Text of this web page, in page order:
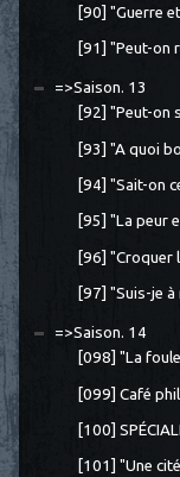
[90] "Guerre
[91] "Peut-on
=>Saison. 13
[92] "Peut-on
[93] "A quoi
[94] "Sait-on
[95] "La peur
[96] "Croquer
[97] "Suis-je à
=>Saison. 14
[098] "La
[099] Café
[100]
[101] "Une